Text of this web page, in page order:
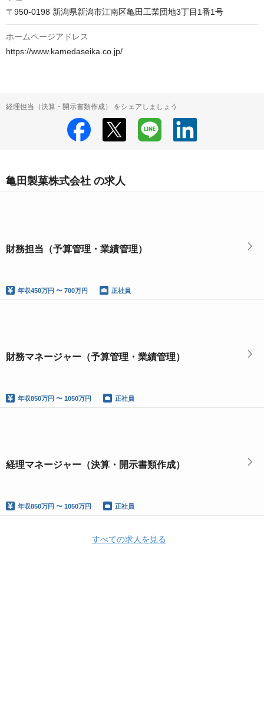
〒950-0198 新潟県新潟市江南区亀田工業団地3丁目1番1号
ホームページアドレス
https://www.kamedaseika.co.jp/
経理担当（決算・開示書類作成） をシェアしましょう
亀田製菓株式会社 の求人
財務担当（予算管理・業績管理）
年収450万円 〜 700万円 正社員
財務マネージャー（予算管理・業績管理）
年収850万円 〜 1050万円 正社員
経理マネージャー（決算・開示書類作成）
年収850万円 〜 1050万円 正社員
すべての求人を見る